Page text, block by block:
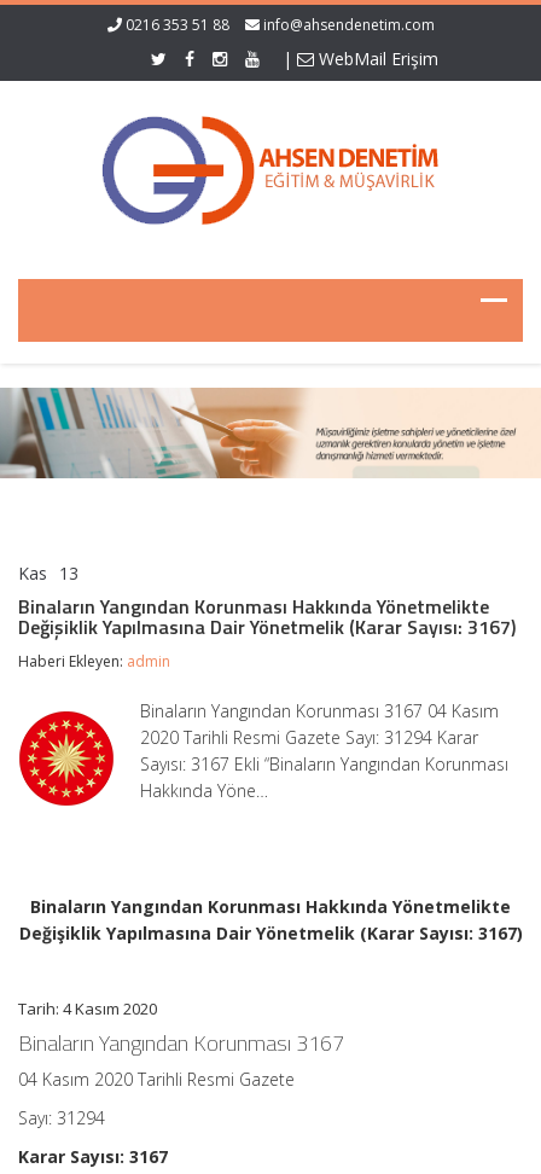
0216 353 51 88 info@ahsendenetim.com
| WebMail Erişim
Kas 13
Korunması
Hakkında
Yönetmelikte
Yönetmelik
(Karar
Sayısı:
3167)
Binaların Yangından Korunması Hakkında Yönetmelikte
Değişiklik Yapılmasına Dair Yönetmelik (Karar Sayısı: 3167)
Haberi Ekleyen: admin
Binaların Yangından Korunması 3167 04 Kasım
2020 Tarihli Resmi Gazete Sayı: 31294 Karar
Sayısı: 3167 Ekli “Binaların Yangından Korunması
Hakkında Yöne…
Binaların Yangından Korunması Hakkında Yönetmelikte
Değişiklik Yapılmasına Dair Yönetmelik (Karar Sayısı: 3167)
Tarih: 4 Kasım 2020
Binaların Yangından Korunması 3167
04 Kasım 2020 Tarihli Resmi Gazete
Sayı: 31294
Karar Sayısı: 3167